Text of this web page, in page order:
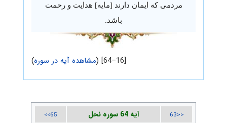
مردمی که ایمان دارند [مایه] هدایت و رحمت
باشد.
[16–64] ( مشاهده آیه در سوره)
<<63 آیه 64 سوره نحل 65>>